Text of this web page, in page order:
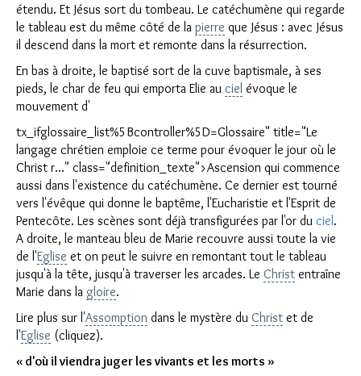
étendu. Et Jésus sort du tombeau. Le catéchumène qui regarde
le tableau est du même côté de la pierre que Jésus : avec Jésus
il descend dans la mort et remonte dans la résurrection.
En bas à droite, le baptisé sort de la cuve baptismale, à ses
pieds, le char de feu qui emporta Elie au ciel évoque le
mouvement d'
tx_ifglossaire_list%5Bcontroller%5D=Glossaire" title="Le
langage chrétien emploie ce terme pour évoquer le jour où le
Christ r..." class="definition_texte">Ascension qui commence
aussi dans l'existence du catéchumène. Ce dernier est tourné
vers l'évêque qui donne le baptême, l'Eucharistie et l'Esprit de
Pentecôte. Les scènes sont déjà transfigurées par l'or du ciel.
A droite, le manteau bleu de Marie recouvre aussi toute la vie
de l'Eglise et on peut le suivre en remontant tout le tableau
jusqu'à la tête, jusqu'à traverser les arcades. Le Christ entraîne
Marie dans la gloire.
Lire plus sur l'Assomption dans le mystère du Christ et de
l'Eglise (cliquez).
« d'où il viendra juger les vivants et les morts »